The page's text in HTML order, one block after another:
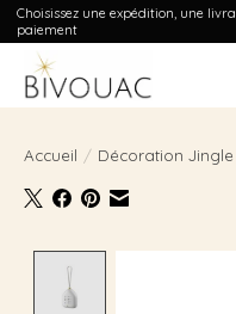
Choisissez une expédition, une
paiement
Accueil / Décoration